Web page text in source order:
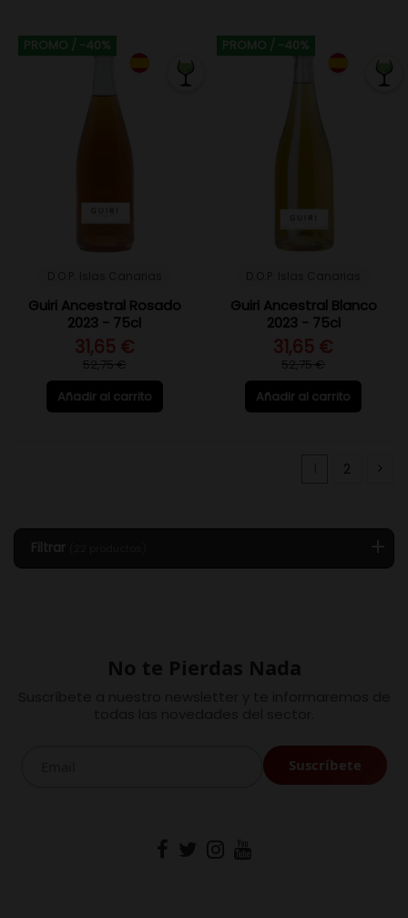
PROMO / -40%
Guiri Ancestral Rosado
2023 - 75cl
31,65 €
52,75 €
Añadir al carrito
PROMO / -40%
Guiri Ancestral Blanco
2023 - 75cl
31,65 €
52,75 €
Añadir al carrito
2
No te Pierdas Nada